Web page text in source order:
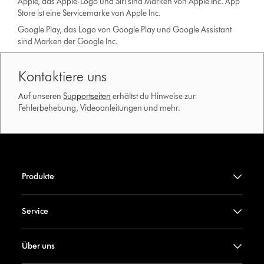
Store ist eine Servicemarke von Apple Inc.
Google Play, das Logo von Google Play und Google Assistant
sind Marken der Google Inc.
Kontaktiere uns
Auf unserenSupportseiten erhältst du Hinweise zur
Fehlerbehebung, Videoanleitungen und mehr.
Produkte
Service
Über uns